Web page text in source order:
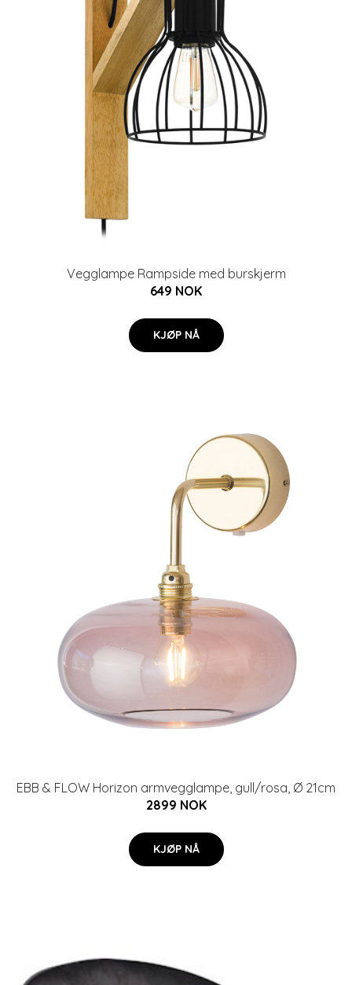
Vegglampe Rampside med burskjerm
649 NOK
KJØP NÅ
EBB & FLOW Horizon armvegglampe, gull/rosa, Ø 21cm
2899 NOK
KJØP NÅ